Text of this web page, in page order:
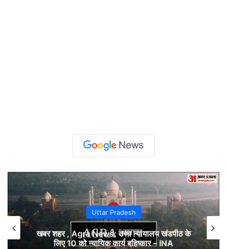
Uttar Pradesh
खबर शहर , Agra News: उच्च न्यायालय खंडपीठ के
लिए 10 को न्यायिक कार्य बहिष्कार – INA